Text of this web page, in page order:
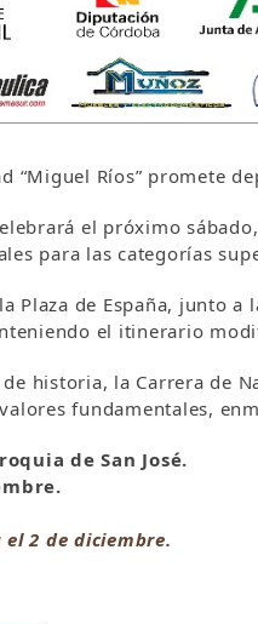
“Miguel Ríos” promete
el próximo
para las categorías
Plaza de España, junto
el itinerario
historia, la Carrera de
fundamentales,
de San José.
2 de diciembre.